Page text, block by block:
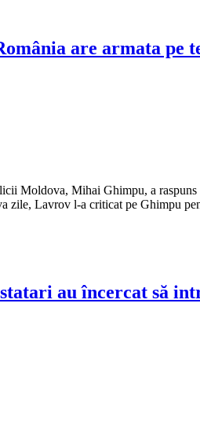
are armata
Moldova, Mihai Ghimpu, a
zile, Lavrov l-a criticat pe Ghimpu
au încercat să